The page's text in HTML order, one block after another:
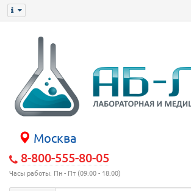
Москва
8-800-555-80-05
Часы работы: Пн - Пт (09:00 - 18:00)